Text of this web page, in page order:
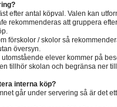
efter antal köpval. Valen kan
rekommenderas att gruppera
förskolor / skolor så
översyn.
utomstående elever kommer på
tillhör skolan och begränsa ner
interna köp?
går under servering så är det